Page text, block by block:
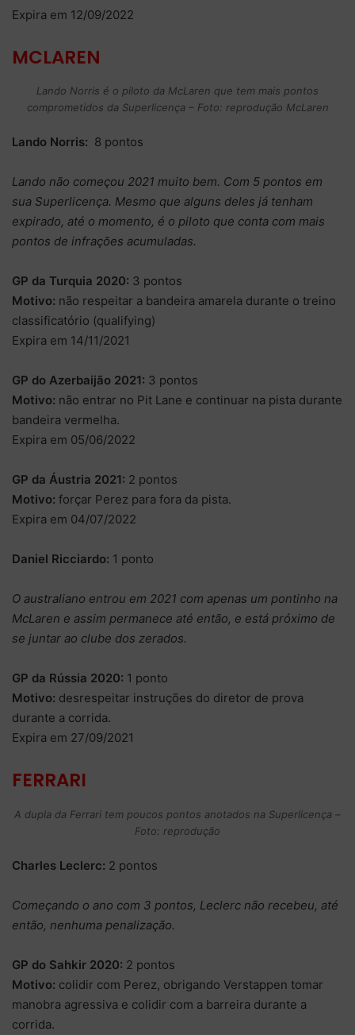
Expira em 12/09/2022
MCLAREN
Lando Norris é o piloto da McLaren que tem mais pontos
comprometidos da Superlicença – Foto: reprodução McLaren
Lando Norris: 8 pontos
Lando não começou 2021 muito bem. Com 5 pontos em
sua Superlicença. Mesmo que alguns deles já tenham
expirado, até o momento, é o piloto que conta com mais
pontos de infrações acumuladas.
GP da Turquia 2020: 3 pontos
Motivo: não respeitar a bandeira amarela durante o treino
classificatório (qualifying)
Expira em 14/11/2021
GP do Azerbaijão 2021: 3 pontos
Motivo: não entrar no Pit Lane e continuar na pista durante
bandeira vermelha.
Expira em 05/06/2022
GP da Áustria 2021: 2 pontos
Motivo: forçar Perez para fora da pista.
Expira em 04/07/2022
Daniel Ricciardo: 1 ponto
O australiano entrou em 2021 com apenas um pontinho na
McLaren e assim permanece até então, e está próximo de
se juntar ao clube dos zerados.
GP da Rússia 2020: 1 ponto
Motivo: desrespeitar instruções do diretor de prova
durante a corrida.
Expira em 27/09/2021
FERRARI
A dupla da Ferrari tem poucos pontos anotados na Superlicença –
Foto: reprodução
Charles Leclerc: 2 pontos
Começando o ano com 3 pontos, Leclerc não recebeu, até
então, nenhuma penalização.
GP do Sahkir 2020: 2 pontos
Motivo: colidir com Perez, obrigando Verstappen tomar
manobra agressiva e colidir com a barreira durante a
corrida.